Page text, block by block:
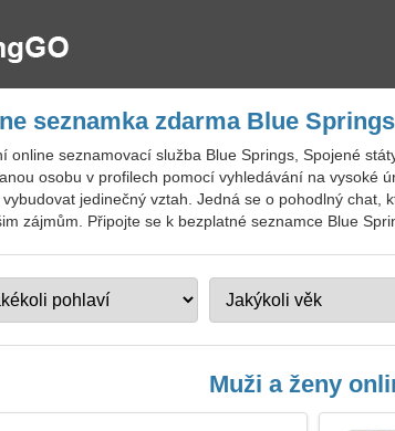
seznamka zdarma Blue
online seznamovací služba Blue Springs, Spojené
osobu v profilech pomocí vyhledávání na vysoké
jedinečný vztah. Jedná se o pohodlný
zájmům. Připojte se k bezplatné seznamce Blue
Muži a ženy